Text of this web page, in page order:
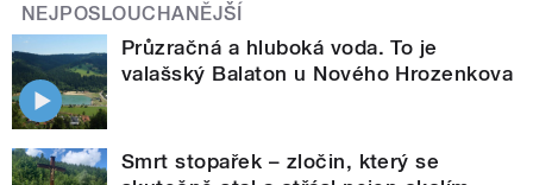
NEJPOSLOUCHANĚJŠÍ
Průzračná a hluboká voda. To je
valašský Balaton u Nového Hrozenkova
Smrt stopařek – zločin, který se